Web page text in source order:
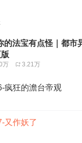
的法宝有点怪｜都市
万 3.21万
疯狂的澹台帝观
又作妖了